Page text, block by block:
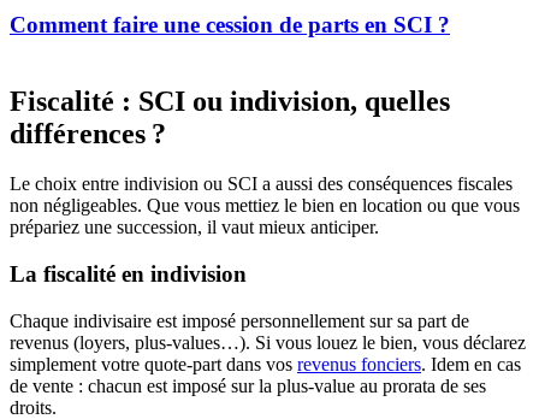
Comment faire une cession de parts en SCI ?
Fiscalité : SCI ou indivision, quelles
différences ?
Le choix entre indivision ou SCI a aussi des conséquences fiscales
non négligeables. Que vous mettiez le bien en location ou que vous
prépariez une succession, il vaut mieux anticiper.
La fiscalité en indivision
Chaque indivisaire est imposé personnellement sur sa part de
revenus (loyers, plus-values…). Si vous louez le bien, vous déclarez
simplement votre quote-part dans vos revenus fonciers. Idem en cas
de vente : chacun est imposé sur la plus-value au prorata de ses
droits.